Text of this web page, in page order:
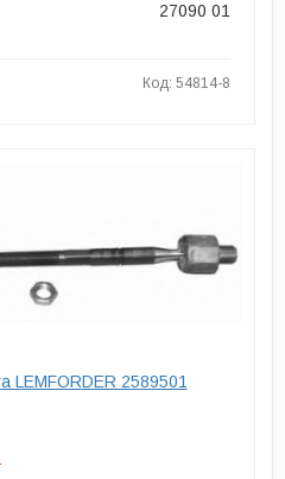
27090 01
Код: 54814-8
LEMFORDER 2589501